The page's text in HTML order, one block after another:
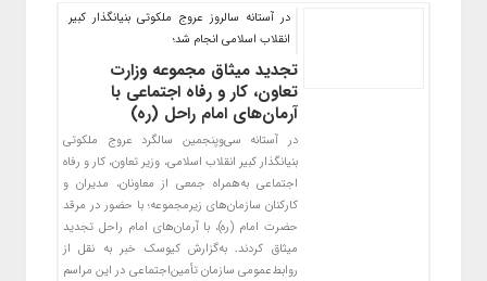
در آستانه سالروز عروج ملکوتی بنیانگذار کبیر
انقلاب اسلامی انجام شد؛
تجدید میثاق مجموعه وزارت
تعاون، کار و رفاه اجتماعی با
آرمان‌های امام راحل (ره)
در آستانه سی‌وپنجمین سالگرد عروج ملکوتی
بنیانگذار کبیر انقلاب اسلامی، وزیر تعاون، کار و رفاه
اجتماعی به‌همراه جمعی از معاونان، مدیران و
کارکنان سازمان‌های زیرمجموعه؛ با حضور در مرقد
حضرت امام (ره)، با آرمان‌های امام راحل تجدید
میثاق کردند. به‌گزارش کیوسک خبر به نقل از
روابط‌عمومی سازمان تأمین‌اجتماعی در این مراسم